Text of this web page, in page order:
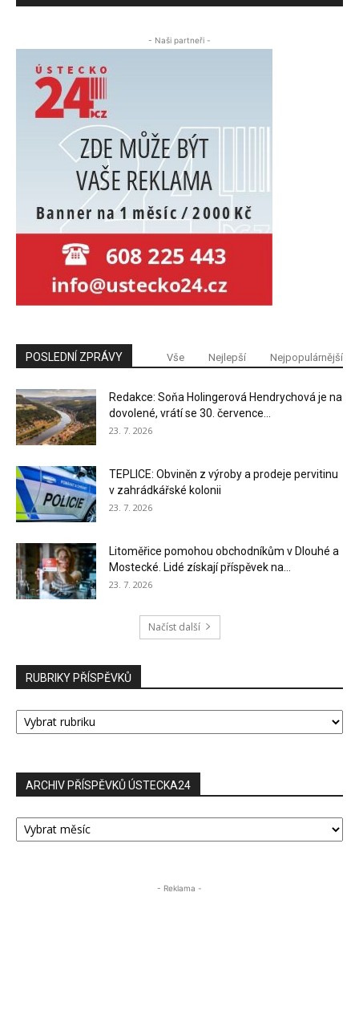
- Naši partneři -
POSLEDNÍ ZPRÁVY Vše Nejlepší Nejpopulárnější
Redakce: Soňa Holingerová Hendrychová je na
dovolené, vrátí se 30. července...
23. 7. 2026
TEPLICE: Obviněn z výroby a prodeje pervitinu
v zahrádkářské kolonii
23. 7. 2026
Litoměřice pomohou obchodníkům v Dlouhé a
Mostecké. Lidé získají příspěvek na...
23. 7. 2026
Načíst další
RUBRIKY PŘÍSPĚVKŮ
RUBRIKY
PŘÍSPĚVKŮ
ARCHIV PŘÍSPĚVKŮ ÚSTECKA24
ARCHIV
PŘÍSPĚVKŮ
- Reklama -